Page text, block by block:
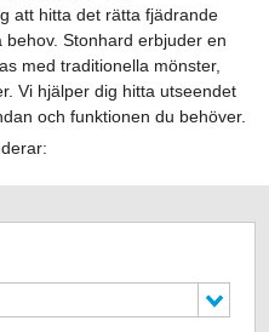
att hitta det rätta fjädrande
Stonhard erbjuder en
med traditionella mönster,
Vi hjälper dig hitta utseendet
och funktionen du behöver.